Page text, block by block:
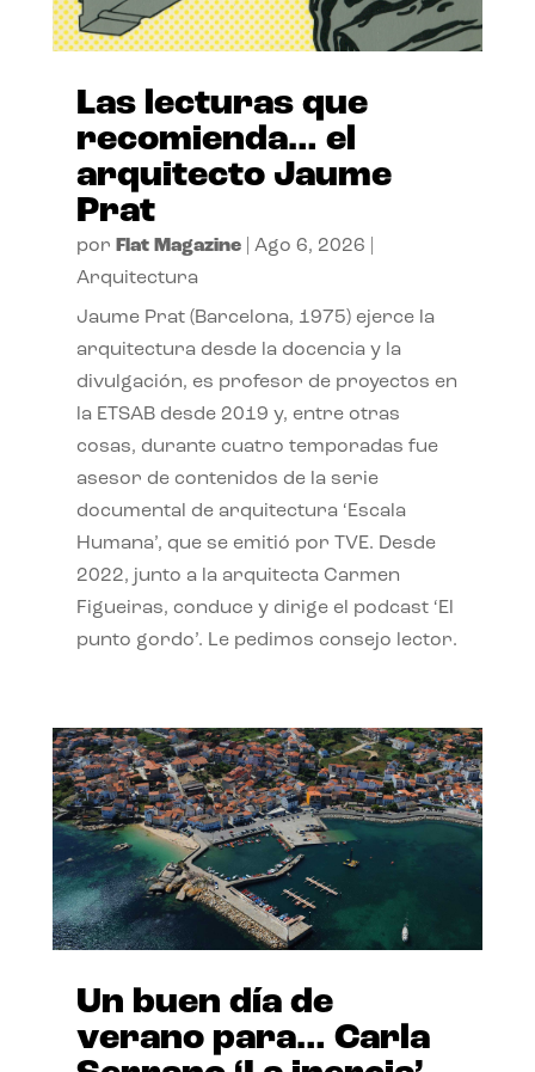
Las lecturas que
recomienda… el
arquitecto Jaume
Prat
por Flat Magazine| Ago 6, 2026
Arquitectura
Jaume Prat (Barcelona, 1975) ejerce la
arquitectura desde la docencia y la
divulgación, es profesor de proyectos en
la ETSAB desde 2019 y, entre otras
cosas, durante cuatro temporadas fue
asesor de contenidos de la serie
documental de arquitectura ‘Escala
Humana’, que se emitió por TVE. Desde
2022, junto a la arquitecta Carmen
Figueiras, conduce y dirige el podcast ‘El
punto gordo’. Le pedimos consejo lector.
Un buen día de
verano para… Carla